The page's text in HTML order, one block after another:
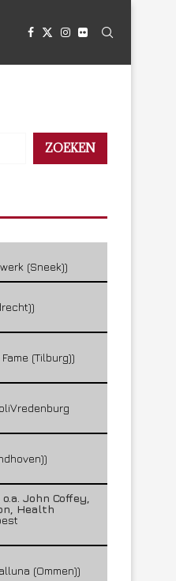
ZOEKEN
(Sneek))
(Tilburg))
John Coffey,
Health
(Ommen))